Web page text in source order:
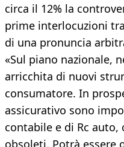
circa il 12% la
prime interlocuzioni
di una pronuncia
«Sul piano nazionale,
arricchita di nuovi
consumatore. In
assicurativo sono
contabile e di Rc
obsoleti. Potrà essere